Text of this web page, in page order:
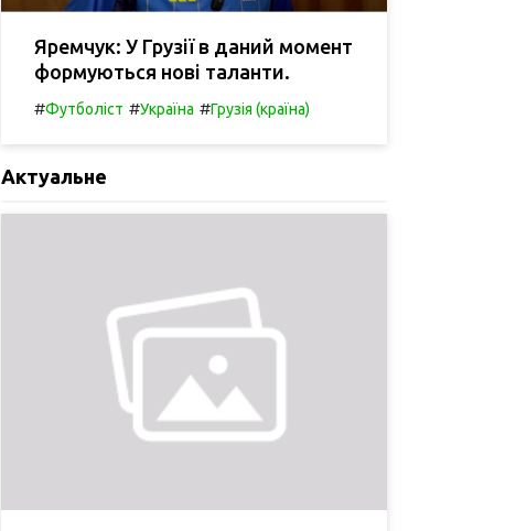
Яремчук: У Грузії в даний момент
формуються нові таланти.
#Футболіст #Україна #Грузія (країна)
Актуальне